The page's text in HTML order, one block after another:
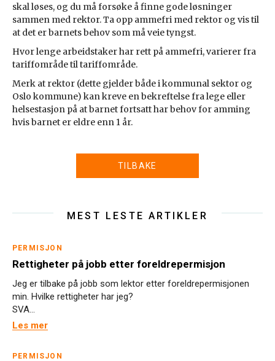
skal løses, og du må forsøke å finne gode løsninger
sammen med rektor. Ta opp ammefri med rektor og vis til
at det er barnets behov som må veie tyngst.
Hvor lenge arbeidstaker har rett på ammefri, varierer fra
tariffområde til tariffområde.
Merk at rektor (dette gjelder både i kommunal sektor og
Oslo kommune) kan kreve en bekreftelse fra lege eller
helsestasjon på at barnet fortsatt har behov for amming
hvis barnet er eldre enn 1 år.
TILBAKE
MEST LESTE ARTIKLER
PERMISJON
Rettigheter på jobb etter foreldrepermisjon
Jeg er tilbake på jobb som lektor etter foreldrepermisjonen
min. Hvilke rettigheter har jeg?
SVA...
Les mer
PERMISJON